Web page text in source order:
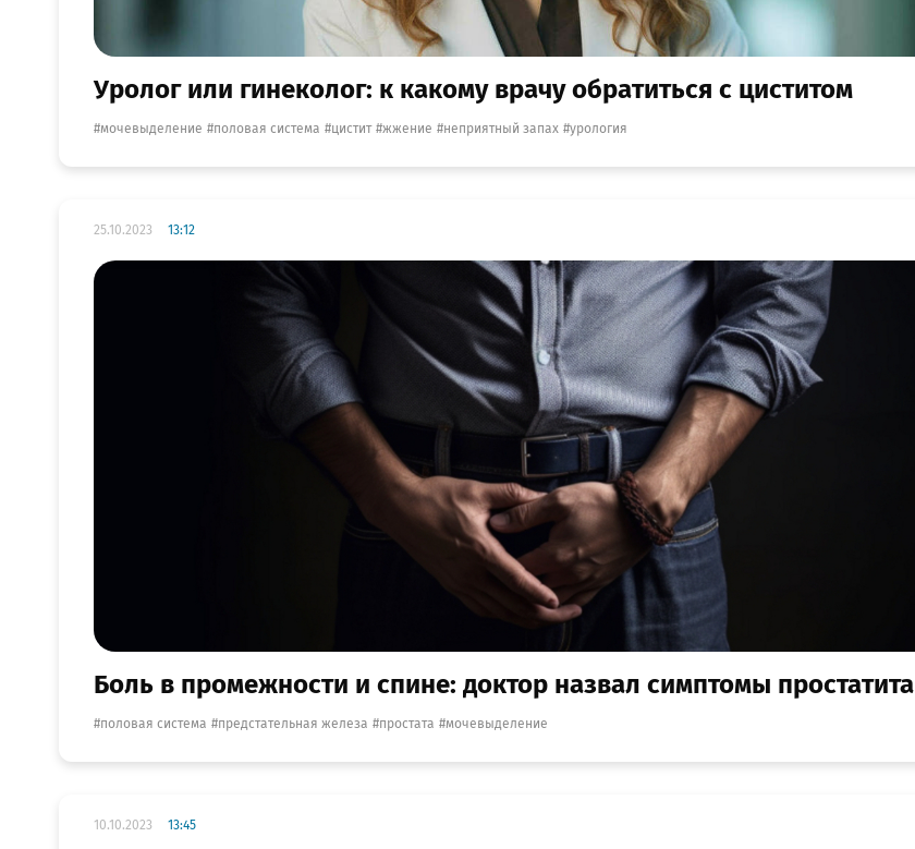
Уролог или гинеколог: к какому врачу обратиться с циститом
мочевыделение половая система цистит жжение неприятный запах урология
25.10.2023 13:12
Боль в промежности и спине: доктор назвал симптомы простатита
половая система предстательная железа простата мочевыделение
10.10.2023 13:45